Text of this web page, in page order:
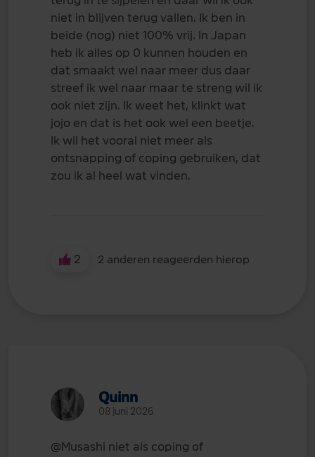
niet in blijven terug vallen. Ik ben in
beide (nog) niet 100% vrij. In Japan
heb ik alles op 0 kunnen houden en
dat smaakt wel naar meer dus daar
streef ik wel naar maar te streng wil ik
ook niet zijn. Ik weet het, klinkt wat
jojo en dat is het ook wel een beetje.
Ik wil het vooral niet meer als
ontsnapping of coping gebruiken, dat
zou ik al heel wat vinden.
2 2 anderen reageerden hierop
Quinn
08 juni 2026
@Musashi niet als coping of